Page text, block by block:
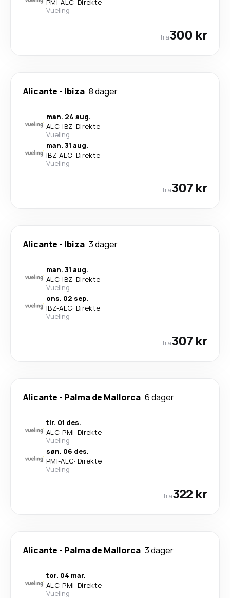
PMI-ALC· Direkte
Vueling
fra300 kr
Alicante - Ibiza 8 dager
man. 24 aug.
ALC-IBZ· Direkte
Vueling
man. 31 aug.
IBZ-ALC· Direkte
Vueling
fra307 kr
Alicante - Ibiza 3 dager
man. 31 aug.
ALC-IBZ· Direkte
Vueling
ons. 02 sep.
IBZ-ALC· Direkte
Vueling
fra307 kr
Alicante - Palma de Mallorca 6 dager
tir. 01 des.
ALC-PMI· Direkte
Vueling
søn. 06 des.
PMI-ALC· Direkte
Vueling
fra322 kr
Alicante - Palma de Mallorca 3 dager
tor. 04 mar.
ALC-PMI· Direkte
Vueling